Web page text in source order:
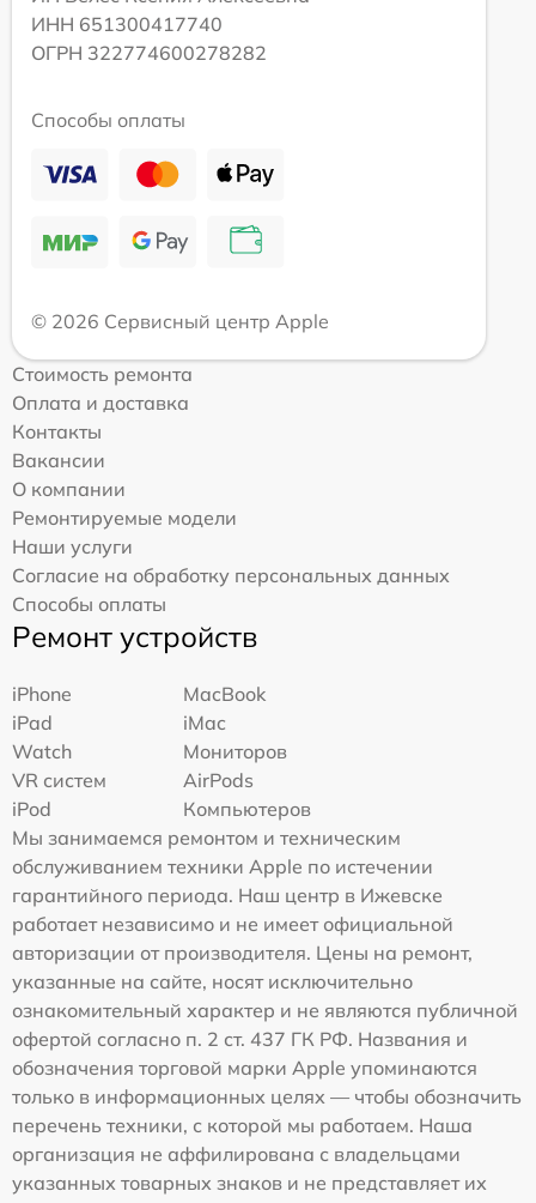
ИНН 651300417740
ОГРН 322774600278282
Способы оплаты
© 2026 Сервисный центр Apple
Стоимость ремонта
Оплата и доставка
Контакты
Вакансии
О компании
Ремонтируемые модели
Наши услуги
Согласие на обработку персональных данных
Способы оплаты
Ремонт устройств
iPhone
MacBook
iPad
iMac
Watch
Мониторов
VR систем
AirPods
iPod
Компьютеров
Мы занимаемся ремонтом и техническим
обслуживанием техники Apple по истечении
гарантийного периода. Наш центр в Ижевске
работает независимо и не имеет официальной
авторизации от производителя. Цены на ремонт,
указанные на сайте, носят исключительно
ознакомительный характер и не являются публичной
офертой согласно п. 2 ст. 437 ГК РФ. Названия и
обозначения торговой марки Apple упоминаются
только в информационных целях — чтобы обозначить
перечень техники, с которой мы работаем. Наша
организация не аффилирована с владельцами
указанных товарных знаков и не представляет их